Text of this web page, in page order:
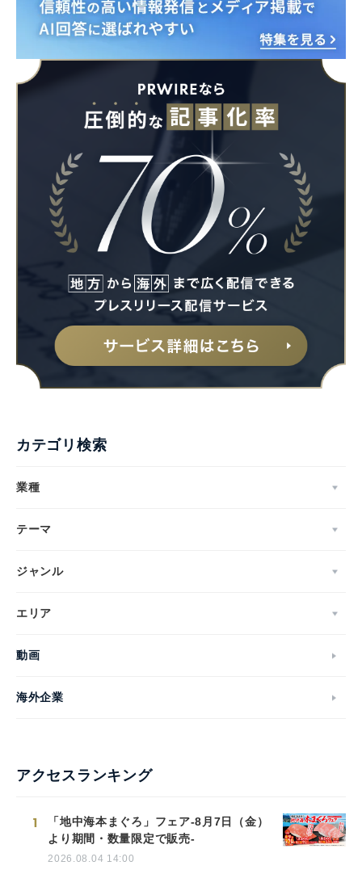
カテゴリ検索
業種
テーマ
ジャンル
エリア
動画
海外企業
アクセスランキング
1
「地中海本まぐろ」フェア-8月7日（金）
より期間・数量限定で販売-
2026.08.04 14:00